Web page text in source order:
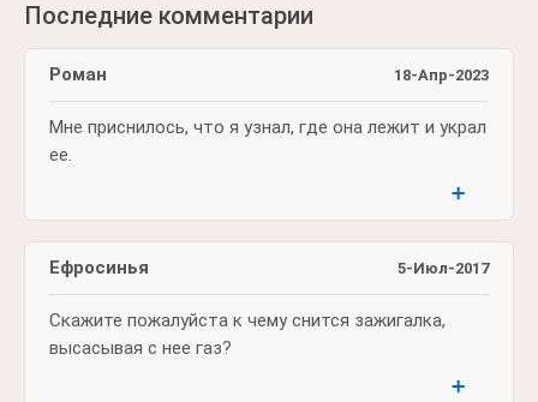
Последние комментарии
18-Апр-2023
Роман
Мне приснилось, что я узнал, где она лежит и украл
ее.
➕
5-Июл-2017
Ефросинья
Скажите пожалуйста к чему снится зажигалка,
высасывая с нее газ?
➕